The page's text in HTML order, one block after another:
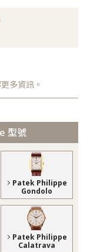
多資訊。
型號
Patek Philippe
Gondolo
Patek Philippe
Calatrava